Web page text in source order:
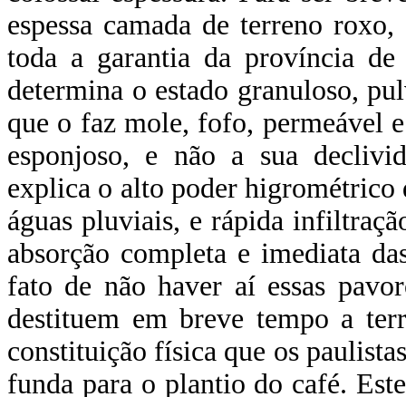
espessa camada de terreno
toda a garantia da província
determina o estado granuloso,
que o faz mole, fofo, permeável
esponjoso, e não a sua
explica o alto poder higrométrico
águas pluviais, e rápida
absorção completa e imediata
fato de não haver aí essas
destituem em breve tempo a
constituição física que os
funda para o plantio do café.